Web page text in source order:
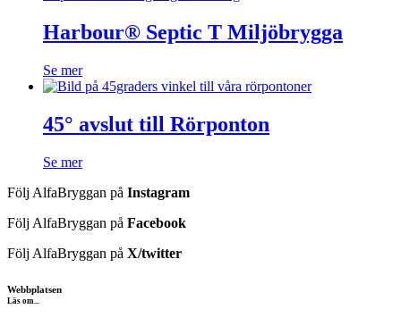
Harbour® Septic T Miljöbrygga
Se mer
45° avslut till Rörponton
Se mer
Följ AlfaBryggan på Instagram
Följ AlfaBryggan på Facebook
Följ AlfaBryggan på X/twitter
Webbplatsen
Läs om...